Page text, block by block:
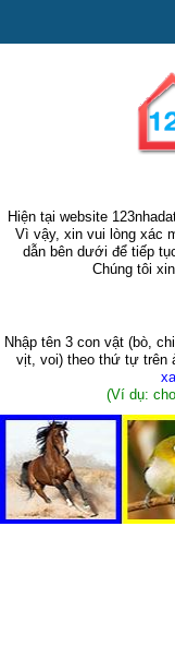
Hiện tại website
Vì vậy, xin vui lòng xác
dẫn bên dưới để tiếp
Chúng tôi
Nhập tên 3 con vật (bò,
vịt, voi)theo thứ tự trên
(Ví dụ: